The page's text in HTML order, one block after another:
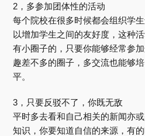
2，多参加团体性的活动
每个院校在很多时候都会组织学
以增加学生之间的友好度，这种
有小圈子的，只要你能够经常参
趣差不多的圈子，多交流也能够
平。
3，只要反驳不了，你既无敌
平时多去看和自己相关的新闻亦
知识，你要知道自信的来源，有